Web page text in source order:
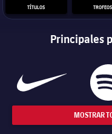
TÍTULOS TROFEOS
Principales
MOSTRAR